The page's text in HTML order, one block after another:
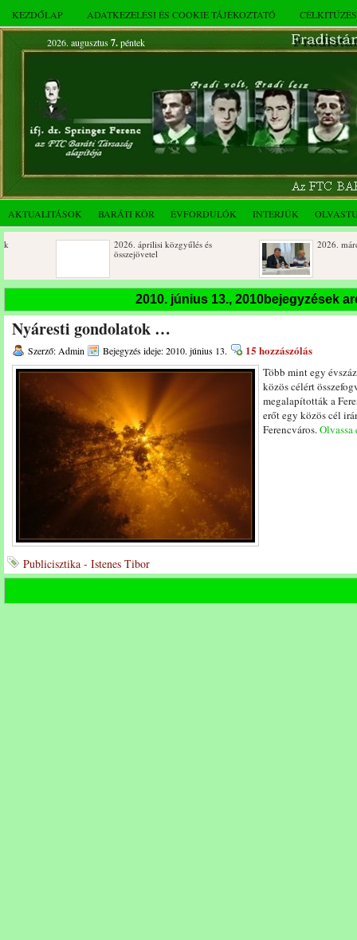
KEZDŐLAP ADATKEZELÉSI ÉS COOKIE TÁJÉKOZTATÓ
2026. augusztus 7.péntek
AKTUALITÁSOK BARÁTI KÖR ÉVFORDULÓK INTERJÚK
2026. áprilisi közgyűlés és
2026. márciusi összejövetel
Rendkívüli közgyűlés és a 2025.
Dálnoki József 90 éves
2010. június 13., 2010bejegyzések
Nyáresti gondolatok …
Szerző: Admin Bejegyzés ideje: 2010. június 13. 15 hozzászólás
Több mint egy
közös célért
megalapították a
erőt egy közös cél
Ferencváros.
Publicisztika - Istenes Tibor